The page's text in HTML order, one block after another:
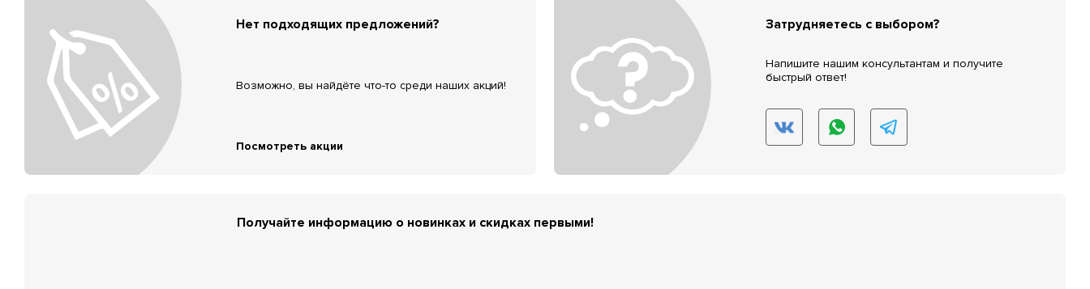
Нет подходящих предложений?
Возможно, вы найдёте что-то среди наших акций!
Посмотреть акции
Затрудняетесь с выбором?
Напишите нашим консультантам и получите
быстрый ответ!
Получайте информацию о новинках и скидках первыми!